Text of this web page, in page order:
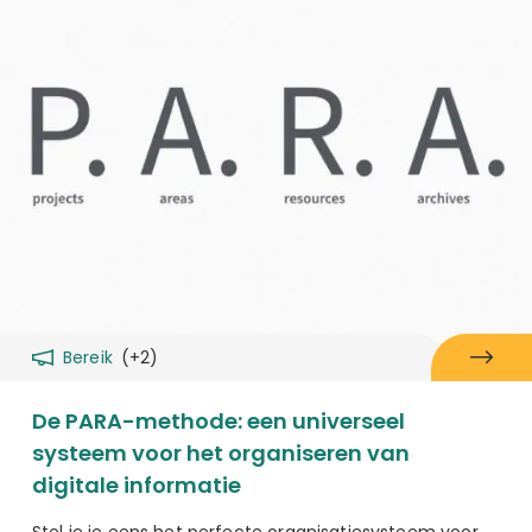
Bereik (+2)
De PARA-methode: een universeel
systeem voor het organiseren van
digitale informatie